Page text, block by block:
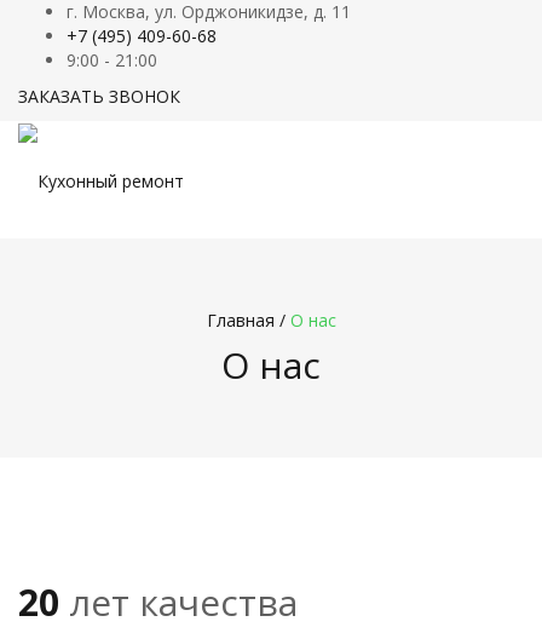
г. Москва, ул. Орджоникидзе, д. 11
+7 (495) 409-60-68
9:00 - 21:00
ЗАКАЗАТЬ ЗВОНОК
Главная / О нас
О нас
20 лет качества